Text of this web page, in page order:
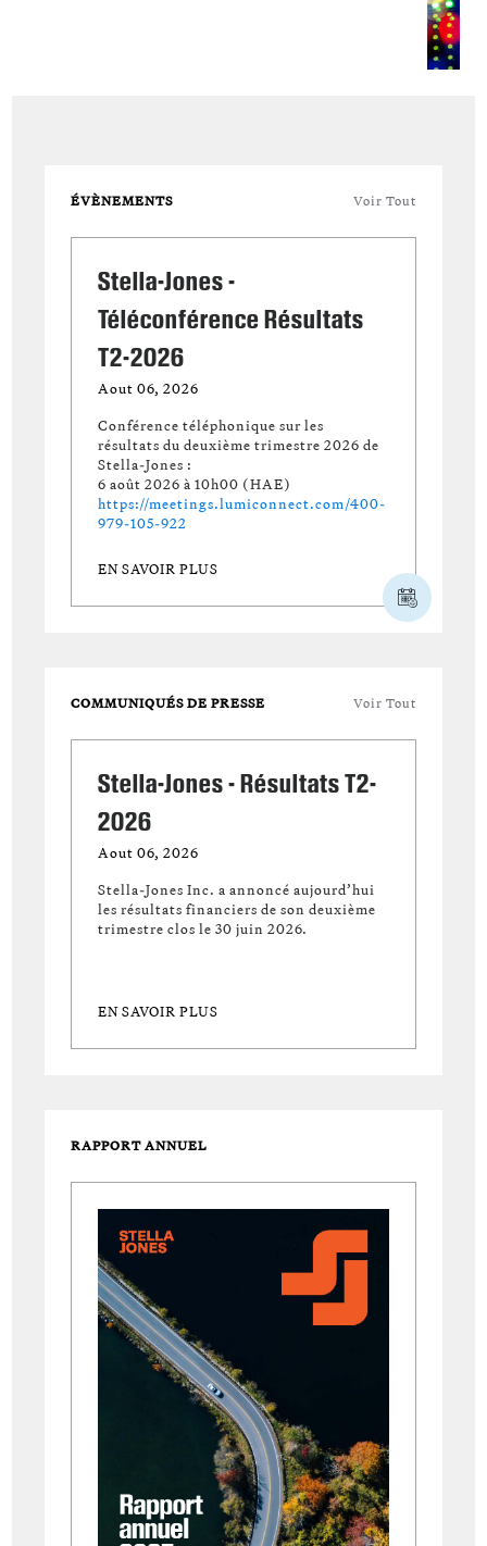
ÉVÈNEMENTS Voir Tout
Stella-Jones -
Téléconférence Résultats
T2-2026
Aout 06, 2026
Conférence téléphonique sur les
résultats du deuxième trimestre 2026 de
Stella-Jones :
6 août 2026 à 10h00 (HAE)
https://meetings.lumiconnect.com/400-
979-105-922
EN SAVOIR PLUS
COMMUNIQUÉS DE PRESSE Voir Tout
Stella-Jones - Résultats T2-
2026
Aout 06, 2026
Stella-Jones Inc. a annoncé aujourd’hui
les résultats financiers de son deuxième
trimestre clos le 30 juin 2026.
EN SAVOIR PLUS
RAPPORT ANNUEL